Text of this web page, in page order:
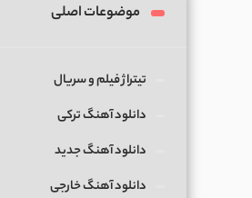
موضوعات اصلی
تیتراژ فیلم و سریال
دانلود آهنگ ترکی
دانلود آهنگ جدید
دانلود آهنگ خارجی